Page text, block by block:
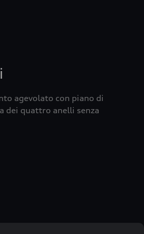
agevolato con piano di
dei quattro anelli senza